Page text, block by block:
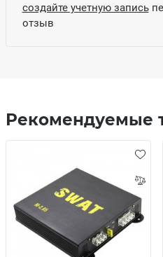
создайте учетную запись
отзыв
Рекомендуемые